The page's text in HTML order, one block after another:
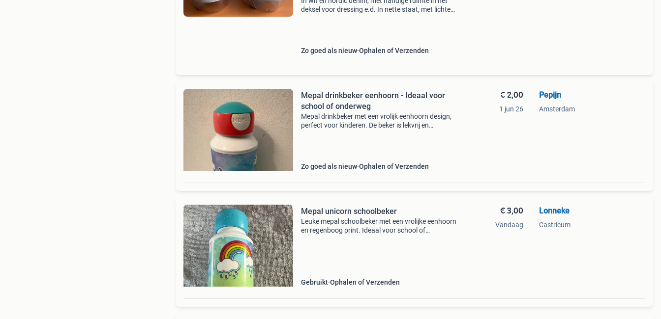
deksel voor dressing e.d. In nette staat, met lichte
Zo goed als nieuw Ophalen of Verzenden
Mepal drinkbeker eenhoorn - Ideaal voor
school of onderweg
Mepal drinkbeker met een vrolijk eenhoorn design,
perfect voor kinderen. De beker is lekvrij en
Zo goed als nieuw Ophalen of Verzenden
€ 2,00
1 jun 26
Pepijn
Amsterdam
Mepal unicorn schoolbeker
Leuke mepal schoolbeker met een vrolijke eenhoorn
en regenboog print. Ideaal voor school of
Gebruikt Ophalen of Verzenden
€ 3,00
Vandaag
Lonneke
Castricum